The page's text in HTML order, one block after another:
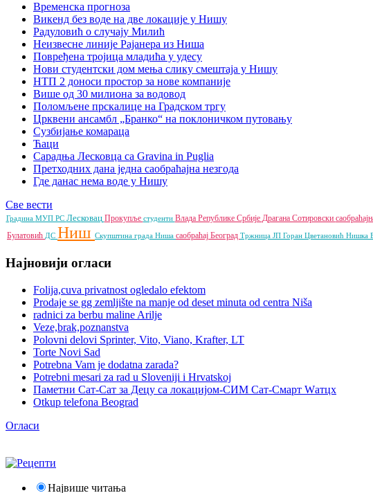
Временска прогноза
Викенд без воде на две локације у Нишу
Радуловић о случају Милић
Неизвесне линије Рајанера из Ниша
Повређена тројица младића у удесу
Нови студентски дом мења слику смештаја у Нишу
НТП 2 доноси простор за нове компаније
Више од 30 милиона за водовод
Поломљене прскалице на Градском тргу
Црквени ансамбл „Бранко“ на поклоничком путовању
Сузбијање комараца
Ћаци
Сарадња Лесковца са Gravina in Puglia
Претходних дана једна саобраћајна незгода
Где данас нема воде у Нишу
Све вести
Градина МУП РС Лесковац Прокупље студенти Влада Републике Србије Драгана Сотировски
Булатовић ДС Ниш Скупштина града Ниша саобраћај Београд Тржница ЈП Горан Цветановић Нишка
Најновији огласи
Folija,cuva privatnost ogledalo efektom
Prodaje se gg zemljište na manje od deset minuta od centra Niša
radnici za berbu maline Arilje
Veze,brak,poznanstva
Polovni delovi Sprinter, Vito, Viano, Krafter, LT
Torte Novi Sad
Potrebna Vam je dodatna zarada?
Potrebni mesari za rad u Sloveniji i Hrvatskoj
Паметни Сат-Сат за Децу са локацијом-СИМ Сат-Смарт Wатцх
Otkup telefona Beograd
Огласи
Највише читања